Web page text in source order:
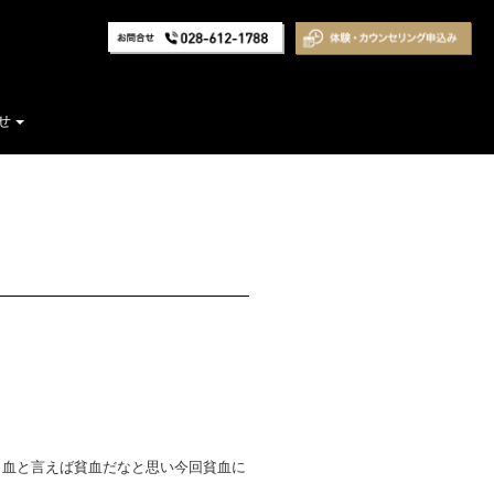
と言えば貧血だなと思い今回貧血に